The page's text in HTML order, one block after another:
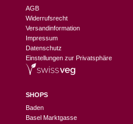
AGB
Widerrufsrecht
Versandinformation
Impressum
Datenschutz
Einstellungen zur Privatsphäre
SHOPS
Baden
Basel Marktgasse